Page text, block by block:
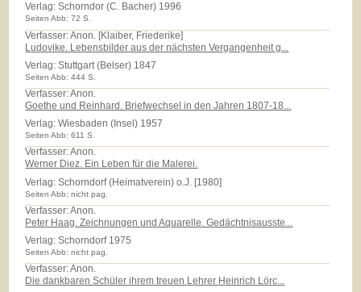
Verlag:Schorndor (C. Bacher) 1996
Seiten Abb: 72 S.
Verfasser: Anon. [Klaiber, Friederike]
Ludovike. Lebensbilder aus der nächsten Vergangenheit g...
Verlag:Stuttgart (Belser) 1847
Seiten Abb: 444 S.
Verfasser: Anon.
Goethe und Reinhard. Briefwechsel in den Jahren 1807-18...
Verlag:Wiesbaden (Insel) 1957
Seiten Abb: 611 S.
Verfasser: Anon.
Werner Diez. Ein Leben für die Malerei.
Verlag:Schorndorf (Heimatverein) o.J. [1980]
Seiten Abb: nicht pag.
Verfasser: Anon.
Peter Haag. Zeichnungen und Aquarelle. Gedächtnisausste...
Verlag:Schorndorf 1975
Seiten Abb: nicht pag.
Verfasser: Anon.
Die dankbaren Schüler ihrem treuen Lehrer Heinrich Lörc...